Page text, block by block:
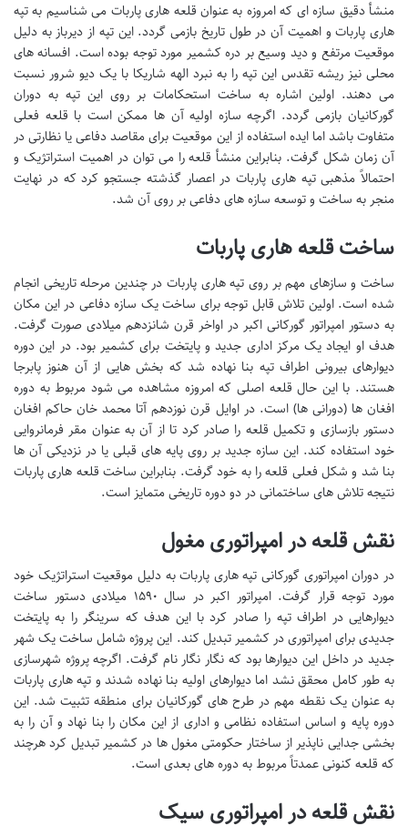
منشأ دقیق سازه ای که امروزه به عنوان قلعه هاری پاربات می شناسیم به تپه
هاری پاربات و اهمیت آن در طول تاریخ بازمی گردد. این تپه از دیرباز به دلیل
موقعیت مرتفع و دید وسیع بر دره کشمیر مورد توجه بوده است. افسانه های
محلی نیز ریشه تقدس این تپه را به نبرد الهه شاریکا با یک دیو شرور نسبت
می دهند. اولین اشاره به ساخت استحکامات بر روی این تپه به دوران
گورکانیان بازمی گردد. اگرچه سازه اولیه آن ها ممکن است با قلعه فعلی
متفاوت باشد اما ایده استفاده از این موقعیت برای مقاصد دفاعی یا نظارتی در
آن زمان شکل گرفت. بنابراین منشأ قلعه را می توان در اهمیت استراتژیک و
احتمالاً مذهبی تپه هاری پاربات در اعصار گذشته جستجو کرد که در نهایت
منجر به ساخت و توسعه سازه های دفاعی بر روی آن شد.
ساخت قلعه هاری پاربات
ساخت و سازهای مهم بر روی تپه هاری پاربات در چندین مرحله تاریخی انجام
شده است. اولین تلاش قابل توجه برای ساخت یک سازه دفاعی در این مکان
به دستور امپراتور گورکانی اکبر در اواخر قرن شانزدهم میلادی صورت گرفت.
هدف او ایجاد یک مرکز اداری جدید و پایتخت برای کشمیر بود. در این دوره
دیوارهای بیرونی اطراف تپه بنا نهاده شد که بخش هایی از آن هنوز پابرجا
هستند. با این حال قلعه اصلی که امروزه مشاهده می شود مربوط به دوره
افغان ها (دورانی ها) است. در اوایل قرن نوزدهم آتا محمد خان حاکم افغان
دستور بازسازی و تکمیل قلعه را صادر کرد تا از آن به عنوان مقر فرمانروایی
خود استفاده کند. این سازه جدید بر روی پایه های قبلی یا در نزدیکی آن ها
بنا شد و شکل فعلی قلعه را به خود گرفت. بنابراین ساخت قلعه هاری پاربات
نتیجه تلاش های ساختمانی در دو دوره تاریخی متمایز است.
نقش قلعه در امپراتوری مغول
در دوران امپراتوری گورکانی تپه هاری پاربات به دلیل موقعیت استراتژیک خود
مورد توجه قرار گرفت. امپراتور اکبر در سال ۱۵۹۰ میلادی دستور ساخت
دیوارهایی در اطراف تپه را صادر کرد با این هدف که سرینگر را به پایتخت
جدیدی برای امپراتوری در کشمیر تبدیل کند. این پروژه شامل ساخت یک شهر
جدید در داخل این دیوارها بود که نگار نگار نام گرفت. اگرچه پروژه شهرسازی
به طور کامل محقق نشد اما دیوارهای اولیه بنا نهاده شدند و تپه هاری پاربات
به عنوان یک نقطه مهم در طرح های گورکانیان برای منطقه تثبیت شد. این
دوره پایه و اساس استفاده نظامی و اداری از این مکان را بنا نهاد و آن را به
بخشی جدایی ناپذیر از ساختار حکومتی مغول ها در کشمیر تبدیل کرد هرچند
که قلعه کنونی عمدتاً مربوط به دوره های بعدی است.
نقش قلعه در امپراتوری سیک